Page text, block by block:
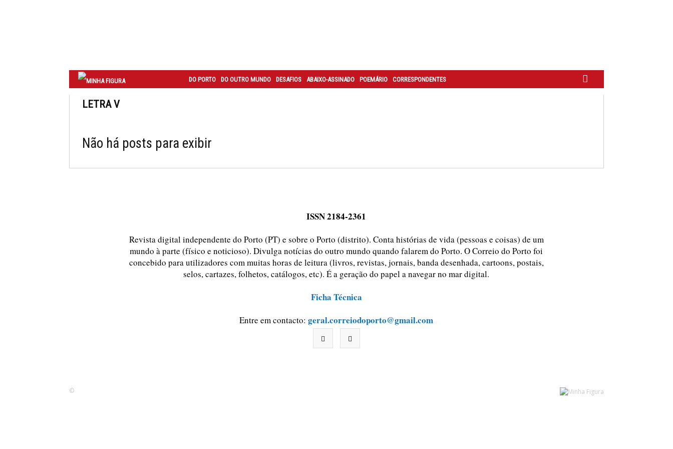
DO PORTO DO OUTRO MUNDO DESAFIOS ABAIXO-ASSINADO POEMÁRIO CORRESPONDENTES
LETRA V
Não há posts para exibir
ISSN 2184-2361
Revista digital independente do Porto (PT) e sobre o Porto (distrito). Conta histórias de vida (pessoas e coisas) de um
mundo à parte (físico e noticioso). Divulga notícias do outro mundo quando falarem do Porto. O Correio do Porto foi
concebido para utilizadores com muitas horas de leitura (livros, revistas, jornais, banda desenhada, cartoons, postais,
selos, cartazes, folhetos, catálogos, etc). É a geração do papel a navegar no mar digital.
Ficha Técnica
Entre em contacto:geral.correiodoporto@gmail.com
©